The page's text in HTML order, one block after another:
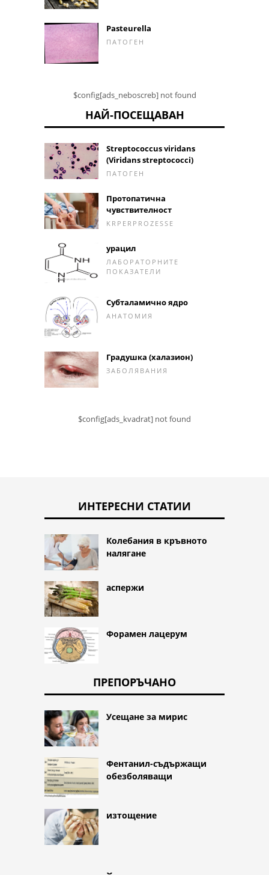
Pasteurella
ПАТОГЕН
$config[ads_neboscreb] not found
НАЙ-ПОСЕЩАВАН
Streptococcus viridans
(Viridans streptococci)
ПАТОГЕН
Протопатична
чувствителност
KRPERPROZESSE
урацил
ЛАБОРАТОРНИТЕ
ПОКАЗАТЕЛИ
Субталамично ядро
АНАТОМИЯ
Градушка (халазион)
ЗАБОЛЯВАНИЯ
$config[ads_kvadrat] not found
ИНТЕРЕСНИ СТАТИИ
Колебания в кръвното
налягане
аспержи
Форамен лацерум
ПРЕПОРЪЧАНО
Усещане за мирис
Фентанил-съдържащи
обезболяващи
изтощение